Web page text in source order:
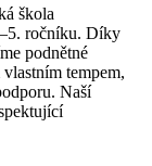
škola
ročníku. Díky
podnětné
tempem,
Naší